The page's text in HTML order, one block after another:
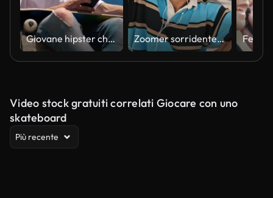
Giovane hipster che usa lo smartphone. Zoomer sorridente che scatta il primo piano della strada dello smartphone. Ragazzo degli auricolari che ascolta la musica
Video stock gratuiti correlati Giocare con uno
skateboard
Più recente